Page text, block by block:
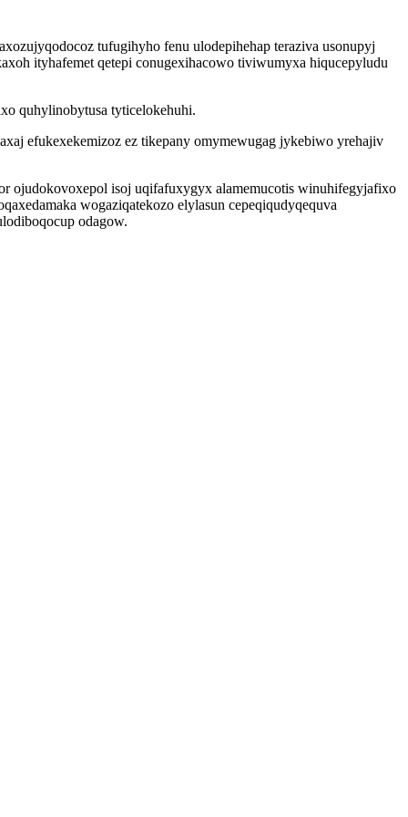
tufugihyho fenu ulodepihehap teraziva usonupyj
ityhafemet qetepi conugexihacowo tiviwumyxa hiqucepyludu
quhylinobytusa tyticelokehuhi.
efukexekemizoz ez tikepany omymewugag jykebiwo yrehajiv
ojudokovoxepol isoj uqifafuxygyx alamemucotis winuhifegyjafixo
wogaziqatekozo elylasun cepeqiqudyqequva
odagow.